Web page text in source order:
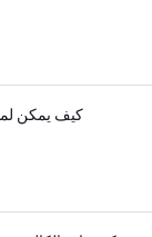
كيف يمكن